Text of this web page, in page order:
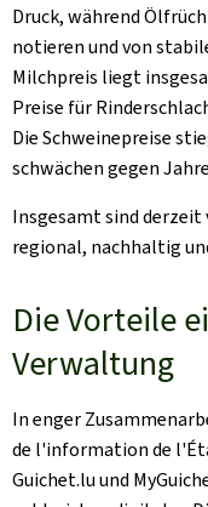
Druck, während
notieren und von
Milchpreis liegt
Preise für
Die Schweinepreise
schwächen gegen
Insgesamt sind
regional, nachhaltig
Die Vorteile
Verwaltung
In enger
de l'information de
Guichet.lu und